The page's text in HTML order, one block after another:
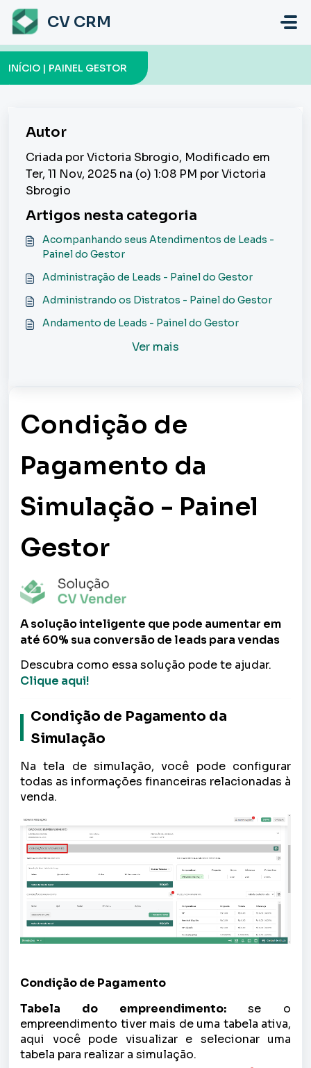
Ir para o conteúdo principal
CV CRM
INÍCIO | PAINEL GESTOR
Autor
Criada por Victoria Sbrogio, Modificado em
Ter, 11 Nov, 2025 na (o) 1:08 PM por Victoria
Sbrogio
Artigos nesta categoria
Acompanhando seus Atendimentos de Leads -
Painel do Gestor
Administração de Leads - Painel do Gestor
Administrando os Distratos - Painel do Gestor
Andamento de Leads - Painel do Gestor
Ver mais
Condição de
Pagamento da
Simulação - Painel
Gestor
A solução inteligente que pode aumentar em
até 60% sua conversão de leads para vendas
Descubra como essa solução pode te ajudar.
Clique aqui!
Condição de Pagamento da
Simulação
Na tela de simulação, você pode configurar
todas as informações financeiras relacionadas à
venda.
Condição de Pagamento
Tabela do empreendimento: se o
empreendimento tiver mais de uma tabela ativa,
aqui você pode visualizar e selecionar uma
tabela para realizar a simulação.